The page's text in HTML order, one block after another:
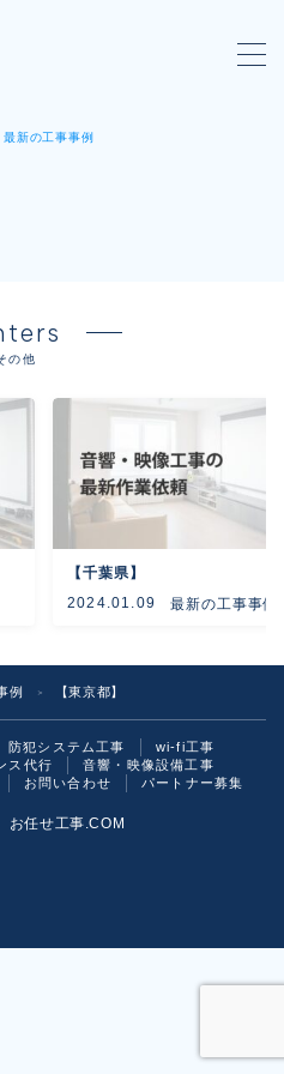
最新の工事事例
の他
【千葉県】
2024.01.09 最新の工事事例
例 ＞ 【東京都】
防犯システム工事
wi-fi工事
ス代行
音響・映像設備工事
お問い合わせ パートナー募集
任せ工事.COM